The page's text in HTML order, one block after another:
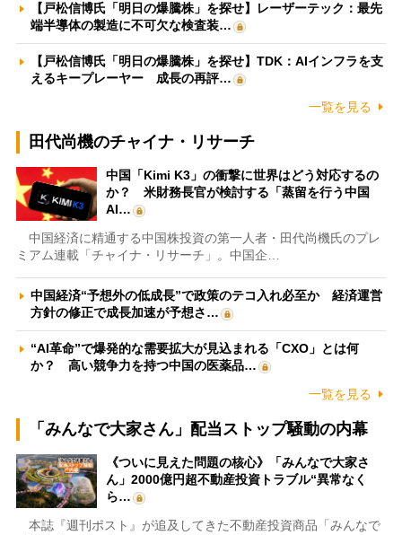
【戸松信博氏「明日の爆騰株」を探せ】レーザーテック：最先
端半導体の製造に不可欠な検査装…
【戸松信博氏「明日の爆騰株」を探せ】TDK：AIインフラを支
えるキープレーヤー 成長の再評…
一覧を見る
田代尚機のチャイナ・リサーチ
中国「Kimi K3」の衝撃に世界はどう対応するの
か？ 米財務長官が検討する「蒸留を行う中国
AI…
中国経済に精通する中国株投資の第一人者・田代尚機氏のプレ
ミアム連載「チャイナ・リサーチ」。中国企…
中国経済“予想外の低成長”で政策のテコ入れ必至か 経済運営
方針の修正で成長加速が予想さ…
“AI革命”で爆発的な需要拡大が見込まれる「CXO」とは何
か？ 高い競争力を持つ中国の医薬品…
一覧を見る
「みんなで大家さん」配当ストップ騒動の内幕
《ついに見えた問題の核心》「みんなで大家さ
ん」2000億円超不動産投資トラブル“異常なく
ら…
本誌『週刊ポスト』が追及してきた不動産投資商品「みんなで